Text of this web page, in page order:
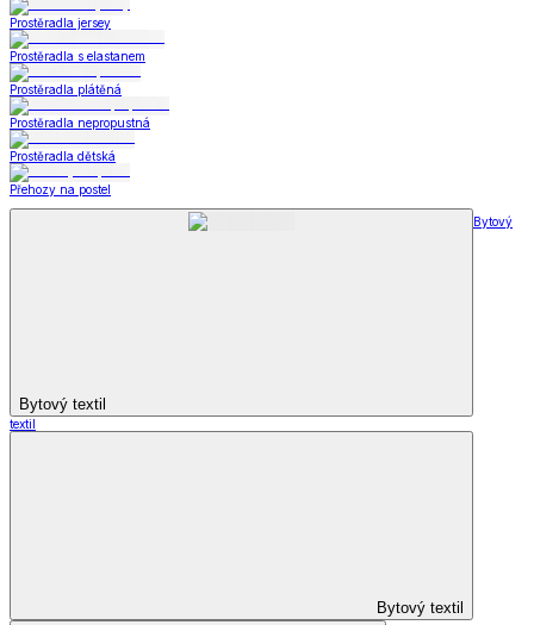
Prostěradla jersey
Prostěradla s elastanem
Prostěradla plátěná
Prostěradla nepropustná
Prostěradla dětská
Přehozy na postel
Bytový textil
Bytový
textil
Bytový textil